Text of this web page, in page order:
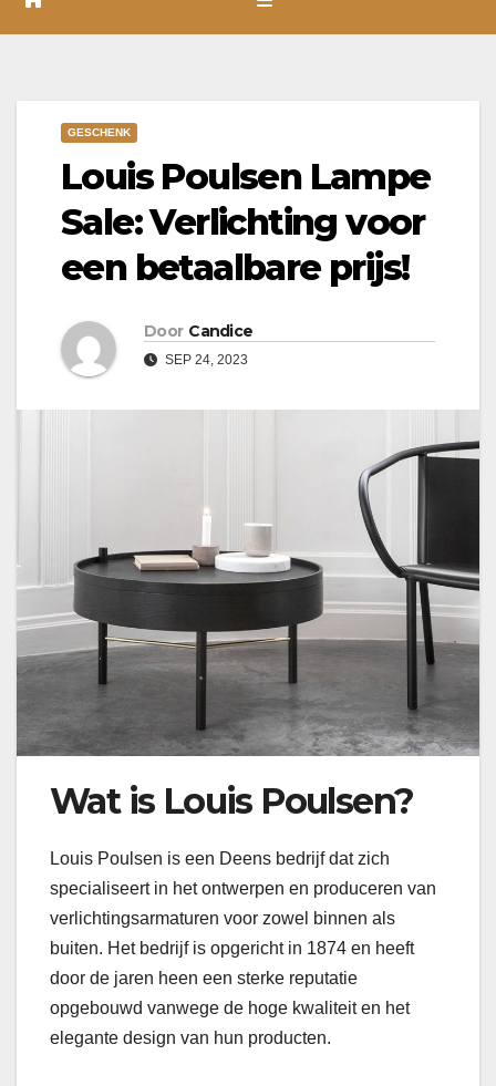
GESCHENK
Louis Poulsen Lampe
Sale: Verlichting voor
een betaalbare prijs!
Door Candice
SEP 24, 2023
Wat is Louis Poulsen?
Louis Poulsen is een Deens bedrijf dat zich
specialiseert in het ontwerpen en produceren van
verlichtingsarmaturen voor zowel binnen als
buiten. Het bedrijf is opgericht in 1874 en heeft
door de jaren heen een sterke reputatie
opgebouwd vanwege de hoge kwaliteit en het
elegante design van hun producten.